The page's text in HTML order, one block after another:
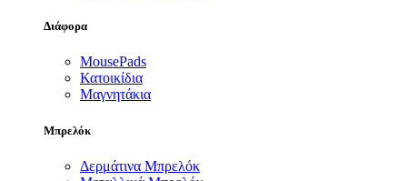
Διάφορα
MousePads
Κατοικίδια
Μαγνητάκια
Μπρελόκ
Δερμάτινα Μπρελόκ